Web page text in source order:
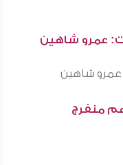
عمرو شاهين
شاهين
منفرج